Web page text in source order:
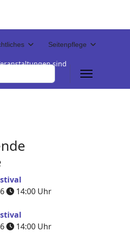
Seitenpflege
sind
14:00 Uhr
14:00 Uhr